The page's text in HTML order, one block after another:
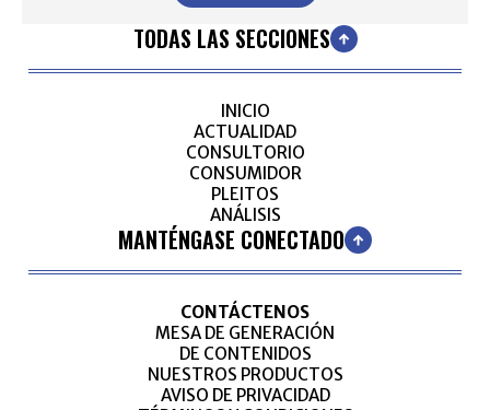
TODAS LAS SECCIONES
INICIO
ACTUALIDAD
CONSULTORIO
CONSUMIDOR
PLEITOS
ANÁLISIS
MANTÉNGASE CONECTADO
CONTÁCTENOS
MESA DE GENERACIÓN
DE CONTENIDOS
NUESTROS PRODUCTOS
AVISO DE PRIVACIDAD